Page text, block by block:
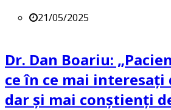
21/05/2025
Dr. Dan Boariu:
ce în ce mai interesați
dar și mai conștienți